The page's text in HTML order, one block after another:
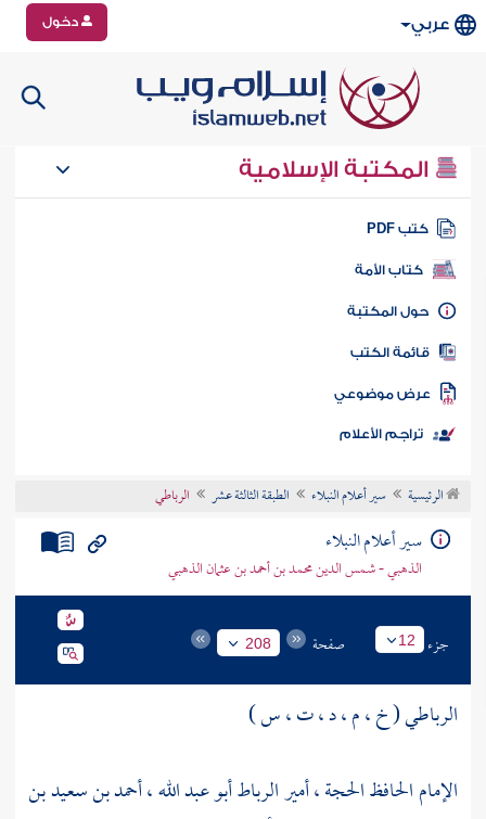
عربي دخول
المكتبة الإسلامية
كتب PDF
كتاب الأمة
المكتبة
الكتب
موضوعي
تراجم الأعلام
الرئيسية سير أعلام النبلاء الطبقة الثالثة عشر الرباطي
سير أعلام النبلاء
الذهبي - شمس الدين محمد بن أحمد بن عثمان الذهبي
جزء 12 صفحة 208
الرباطي ( خ ، م ، د ، ت ، س )
الإمام الحافظ الحجة ، أمير الرباط أبو عبد الله ، أحمد بن سعيد بن